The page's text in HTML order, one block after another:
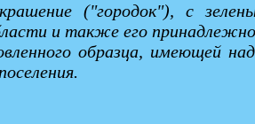
("городок"), с
и также его
образца, имеющей